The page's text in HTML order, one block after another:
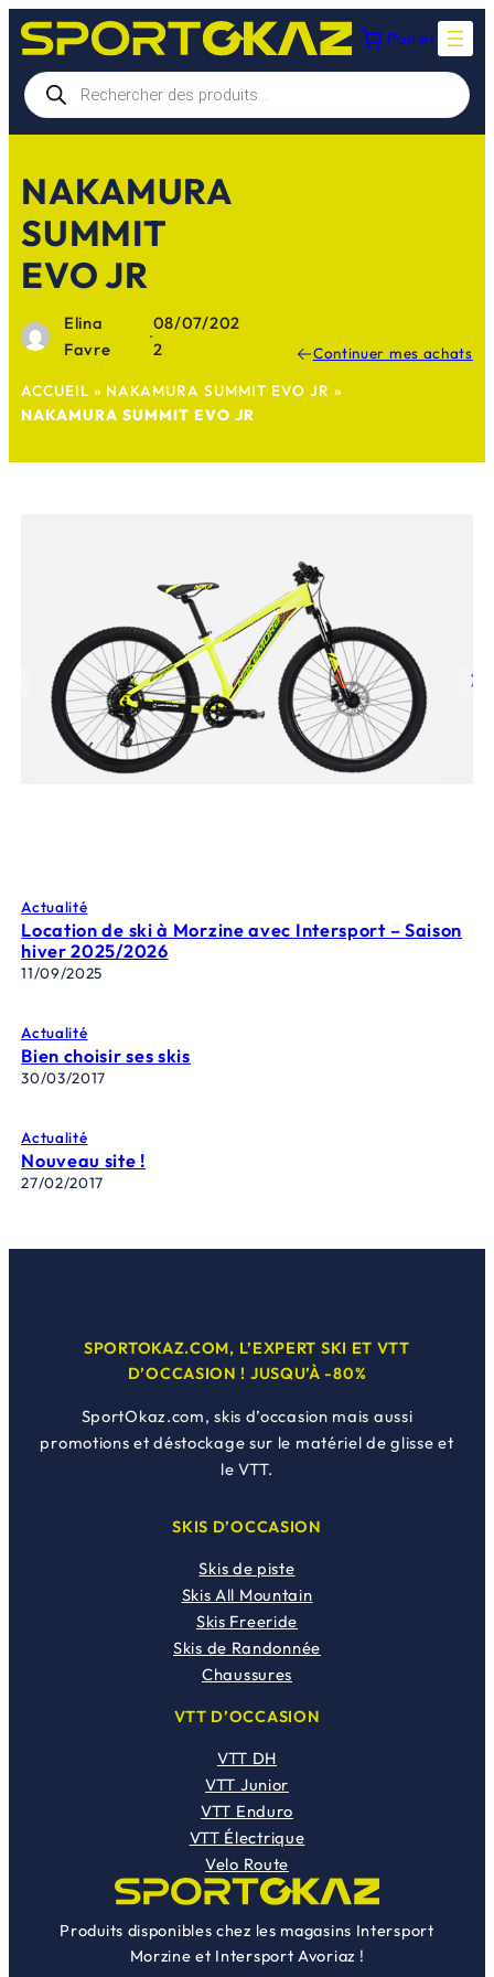
Aller
au
contenu
Panier
Recherche
de
produits
NAKAMURA
SUMMIT
EVO JR
Elina
Favre
·
08/07/202
2
Continuer mes achats
ACCUEIL » NAKAMURA SUMMIT EVO JR »
NAKAMURA SUMMIT EVO JR
Actualité
Location de ski à Morzine avec Intersport – Saison
hiver 2025/2026
11/09/2025
Actualité
Bien choisir ses skis
30/03/2017
Actualité
Nouveau site !
27/02/2017
SPORTOKAZ.COM, L’EXPERT SKI ET VTT
D’OCCASION ! JUSQU’À -80%
SportOkaz.com, skis d’occasion mais aussi
promotions et déstockage sur le matériel de glisse et
le VTT.
SKIS D’OCCASION
Skis de piste
Skis All Mountain
Skis Freeride
Skis de Randonnée
Chaussures
VTT D’OCCASION
VTT DH
VTT Junior
VTT Enduro
VTT Électrique
Velo Route
Produits disponibles chez les magasins Intersport
Morzine et Intersport Avoriaz !